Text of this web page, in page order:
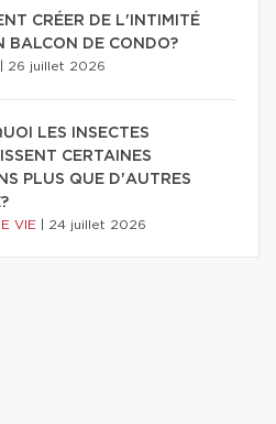
CRÉER DE L'INTIMITÉ
BALCON DE CONDO?
26 juillet 2026
LES INSECTES
CERTAINES
PLUS QUE D'AUTRES
VIE 24 juillet 2026